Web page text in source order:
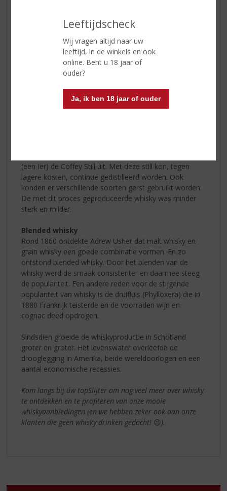
Leeftijdscheck
Wij vragen altijd naar uw
leeftijd, in de winkels en ook
online. Bent u 18 jaar of
ouder?
Ja, ik ben 18 jaar of ouder
geschreven bron stamt echter uit 1494. Toen gaf
Koning Jacobus IV broeder John Cor van Lindores Abbey
uit de graafschap Fife schriftelijk de opdracht om ‘aqua
vitae’ voor hem te maken.
In 1775 werd de Glenturret Distillery opgericht, dit is de
oudste nog producerende distilleerderij van Schotland.
(een Ier) de Coffey Still uit. Met deze still kon, tegen
lagere kosten, continue gedistilleerd worden. Ook
konden er verschillende soorten gerst gebruikt worden.
De met dit proces geproduceerde whisky was minder
sterk en milder.
Blended whisky
Rond 1860 ontdekte Adrew Usher dat malt whisky en
grain whisky een goede combinatie vormen. En zo
ontstond blended whisky. Door het blenden van de
whisky werd de smaak consistenter en daarmee steeg
de populariteit. Een andere reden voor de stijgende
populariteit van whisky is de druifluis (Phylloxera) die in
1880 Frankrijk teisterde en de voorraden wijn en
cognac deed opdrogen.
Sindsdien groeide de whiskyproductie in Schotland
groter en groter. Het levenswater overleefde de
drooglegging in Amerika, beide wereldoorlogen en een
aantal economische recessies.
Kom langs bij úw topSlijter om nog veel meer over whisky
te ontdekken en te profiteren van onze mooie
whiskyaanbiedingen (en we hebben zeker ook aan onze
klanten die geen whisky drinken gedacht! 😉).